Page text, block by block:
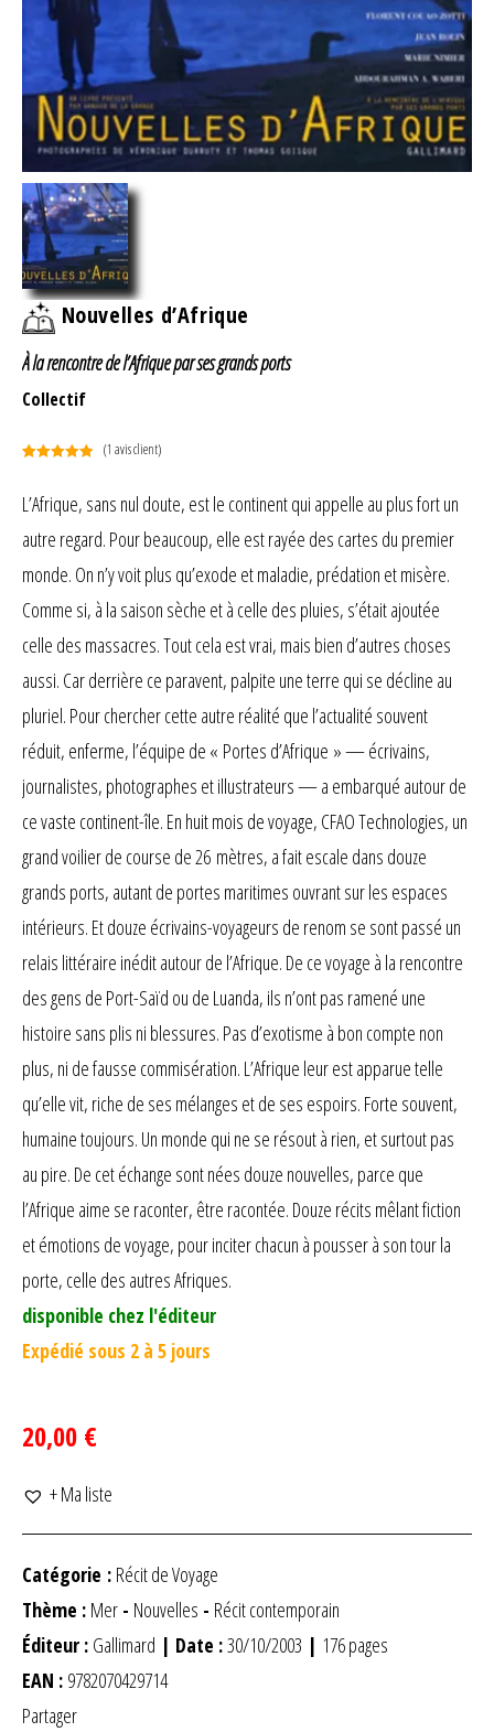
Nouvelles d’Afrique
À la rencontre de l’Afrique par ses grands ports
Collectif
basé sur
notation
(1 avis client)
L’Afrique, sans nul doute, est le continent qui appelle au plus fort un
autre regard. Pour beaucoup, elle est rayée des cartes du premier
monde. On n’y voit plus qu’exode et maladie, prédation et misère.
Comme si, à la saison sèche et à celle des pluies, s’était ajoutée
celle des massacres. Tout cela est vrai, mais bien d’autres choses
aussi. Car derrière ce paravent, palpite une terre qui se décline au
pluriel. Pour chercher cette autre réalité que l’actualité souvent
réduit, enferme, l’équipe de « Portes d’Afrique » — écrivains,
journalistes, photographes et illustrateurs — a embarqué autour de
ce vaste continent-île. En huit mois de voyage, CFAO Technologies, un
grand voilier de course de 26 mètres, a fait escale dans douze
grands ports, autant de portes maritimes ouvrant sur les espaces
intérieurs. Et douze écrivains-voyageurs de renom se sont passé un
relais littéraire inédit autour de l’Afrique. De ce voyage à la rencontre
des gens de Port-Saïd ou de Luanda, ils n’ont pas ramené une
histoire sans plis ni blessures. Pas d’exotisme à bon compte non
plus, ni de fausse commisération. L’Afrique leur est apparue telle
qu’elle vit, riche de ses mélanges et de ses espoirs. Forte souvent,
humaine toujours. Un monde qui ne se résout à rien, et surtout pas
au pire. De cet échange sont nées douze nouvelles, parce que
l’Afrique aime se raconter, être racontée. Douze récits mêlant fiction
et émotions de voyage, pour inciter chacun à pousser à son tour la
porte, celle des autres Afriques.
disponible chez l'éditeur
Expédié sous 2 à 5 jours
20,00 €
+ Ma liste
Catégorie : Récit de Voyage
Thème : Mer - Nouvelles - Récit contemporain
Éditeur : Gallimard | Date :30/10/2003 | 176 pages
EAN : 9782070429714
Partager